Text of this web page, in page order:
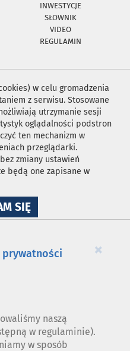
INWESTYCJE
SŁOWNIK
VIDEO
REGULAMIN
w celu gromadzenia
z serwisu. Stosowane
utrzymanie sesji
oglądalności podstron
ten mechanizm w
przeglądarki.
zmiany ustawień
będą one zapisane w
SIĘNA
WYKORZYSTANIE
×
naszą
w regulaminie).
w sposób